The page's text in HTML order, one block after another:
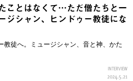
ことはなくて…ただ僧たちと一
ジシャン、ヒンドゥー教徒にな
教徒へ。ミュージシャン、音と神、かた
INTERVIEW
2024.5.21